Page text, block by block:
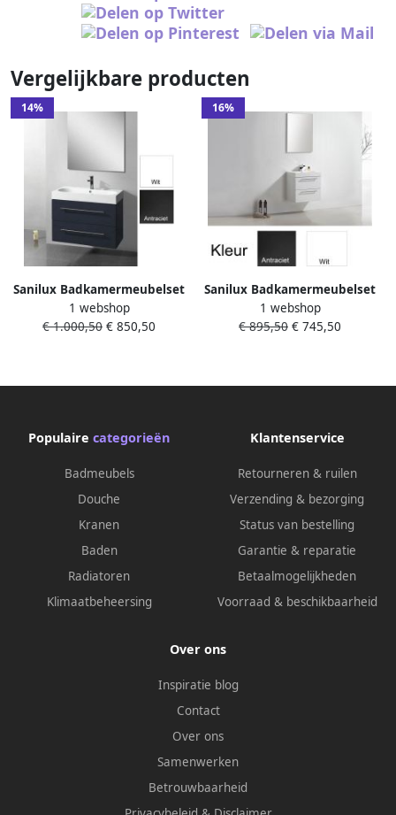
Vergelijkbare producten
14%
Sanilux Badkamermeubelset
Compactline 80x38x50 cm
Hoogglans Antraciet
1 webshop
€ 1.000,50 € 850,50
16%
Sanilux Badkamermeubelset
Compactline 60x38x50 cm
Hoogglans Antraciet
1 webshop
€ 895,50 € 745,50
Populaire categorieën
Badmeubels
Douche
Kranen
Baden
Radiatoren
Klimaatbeheersing
Klantenservice
Retourneren & ruilen
Verzending & bezorging
Status van bestelling
Garantie & reparatie
Betaalmogelijkheden
Voorraad & beschikbaarheid
Over ons
Inspiratie blog
Contact
Over ons
Samenwerken
Betrouwbaarheid